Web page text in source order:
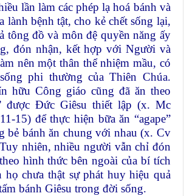
lần làm các phép lạ hoá bánh và
lành bệnh tật, cho kẻ chết sống lại,
tông đồ và môn đệ quyền năng ấy
đón nhận, kết hợp với Người và
nên một thân thể nhiệm mầu, có
phi thường của Thiên Chúa.
hữu Công giáo cũng đã ăn theo
được Đức Giêsu thiết lập (x. Mc
15) để thực hiện bữa ăn “agape”
bẻ bánh ăn chung với nhau (x. Cv
nhiên, nhiều người vẫn chỉ đón
hình thức bên ngoài của bí tích
họ chưa thật sự phát huy hiệu quả
bánh Giêsu trong đời sống.